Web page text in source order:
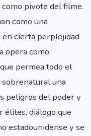
pivote del filme.
como una
en cierta perplejidad
opera como
permea todo el
una
peligros del poder y
élites, diálogo que
estadounidense y se